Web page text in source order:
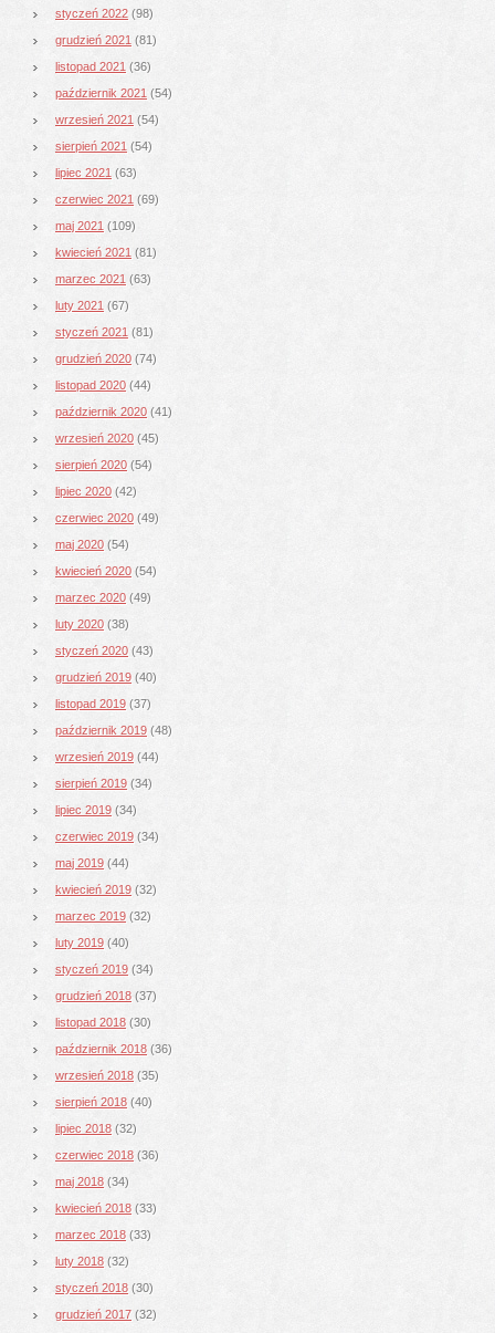
styczeń 2022 (98)
grudzień 2021 (81)
listopad 2021 (36)
październik 2021 (54)
wrzesień 2021 (54)
sierpień 2021 (54)
lipiec 2021 (63)
czerwiec 2021 (69)
maj 2021 (109)
kwiecień 2021 (81)
marzec 2021 (63)
luty 2021 (67)
styczeń 2021 (81)
grudzień 2020 (74)
listopad 2020 (44)
październik 2020 (41)
wrzesień 2020 (45)
sierpień 2020 (54)
lipiec 2020 (42)
czerwiec 2020 (49)
maj 2020 (54)
kwiecień 2020 (54)
marzec 2020 (49)
luty 2020 (38)
styczeń 2020 (43)
grudzień 2019 (40)
listopad 2019 (37)
październik 2019 (48)
wrzesień 2019 (44)
sierpień 2019 (34)
lipiec 2019 (34)
czerwiec 2019 (34)
maj 2019 (44)
kwiecień 2019 (32)
marzec 2019 (32)
luty 2019 (40)
styczeń 2019 (34)
grudzień 2018 (37)
listopad 2018 (30)
październik 2018 (36)
wrzesień 2018 (35)
sierpień 2018 (40)
lipiec 2018 (32)
czerwiec 2018 (36)
maj 2018 (34)
kwiecień 2018 (33)
marzec 2018 (33)
luty 2018 (32)
styczeń 2018 (30)
grudzień 2017 (32)